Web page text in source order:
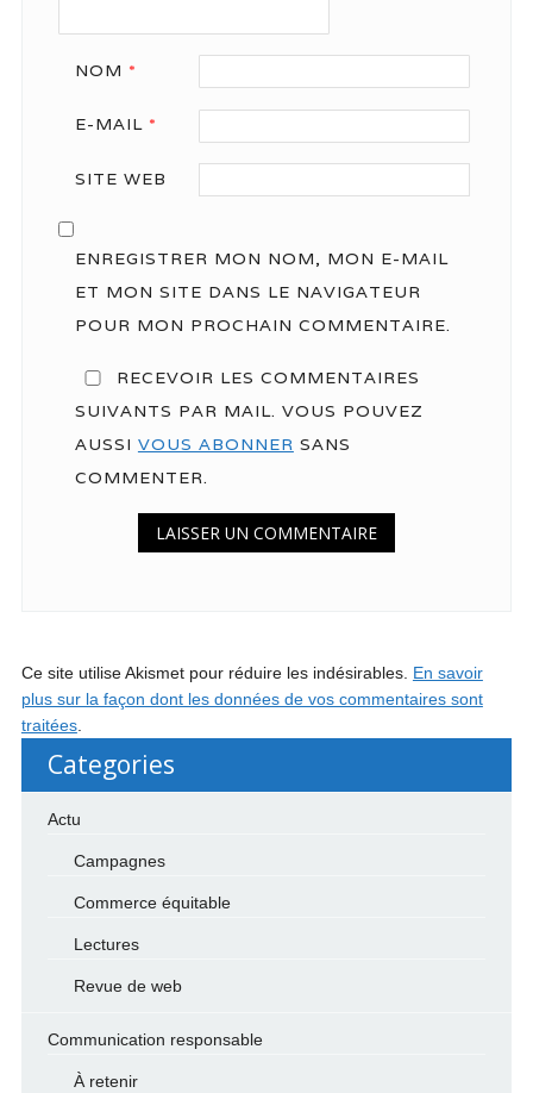
NOM *
E-MAIL *
SITE WEB
ENREGISTRER MON NOM, MON E-MAIL
ET MON SITE DANS LE NAVIGATEUR
POUR MON PROCHAIN COMMENTAIRE.
RECEVOIR LES COMMENTAIRES
SUIVANTS PAR MAIL. VOUS POUVEZ
AUSSI VOUS ABONNER SANS
COMMENTER.
Ce site utilise Akismet pour réduire les indésirables. En savoir
plus sur la façon dont les données de vos commentaires sont
traitées.
Categories
Actu
Campagnes
Commerce équitable
Lectures
Revue de web
Communication responsable
À retenir